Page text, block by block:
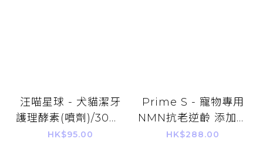
汪喵星球 - 犬貓潔牙
護理酵素(噴劑)/30ml
貓狗牙齒清潔 口腔除
HK$95.00
Prime S - 寵物專用
NMN抗老逆齡 添加復
護眼 強骨關節補充膠
HK$288.00